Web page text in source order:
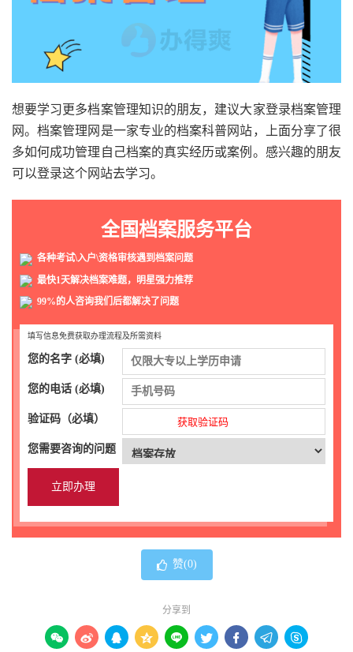
想要学习更多档案管理知识的朋友，建议大家登录档案管理
网。档案管理网是一家专业的档案科普网站，上面分享了很
多如何成功管理自己档案的真实经历或案例。感兴趣的朋友
可以登录这个网站去学习。
全国档案服务平台
各种考试\入户\资格审核遇到档案问题
最快1天解决档案难题，明星强力推荐
99%的人咨询我们后都解决了问题
填写信息免费获取办理流程及所需资料
您的名字 (必填)
您的电话 (必填)
验证码（必填） 获取验证码
您需要咨询的问题
赞(0)
分享到
        